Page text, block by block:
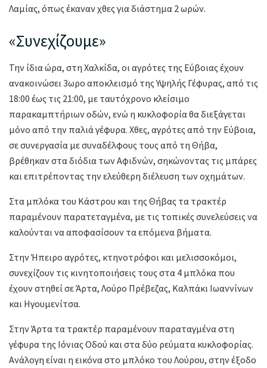
Λαμίας, όπως έκαναν χθες για διάστημα 2 ωρών.
«Συνεχίζουμε»
Την ίδια ώρα, στη Χαλκίδα, οι αγρότες της Εύβοιας έχουν
ανακοινώσει 3ωρο αποκλεισμό της Υψηλής Γέφυρας, από τις
18:00 έως τις 21:00, με ταυτόχρονο κλείσιμο
παρακαμπτήριων οδών, ενώ η κυκλοφορία θα διεξάγεται
μόνο από την παλιά γέφυρα. Χθες, αγρότες από την Εύβοια,
σε συνεργασία με συναδέλφους τους από τη Θήβα,
βρέθηκαν στα διόδια των Αφιδνών, σηκώνοντας τις μπάρες
και επιτρέποντας την ελεύθερη διέλευση των οχημάτων.
Στα μπλόκα του Κάστρου και της Θήβας τα τρακτέρ
παραμένουν παρατεταγμένα, με τις τοπικές συνελεύσεις να
καλούνται να αποφασίσουν τα επόμενα βήματα.
Στην Ήπειρο αγρότες, κτηνοτρόφοι και μελισσοκόμοι,
συνεχίζουν τις κινητοποιήσεις τους στα 4 μπλόκα που
έχουν στηθεί σε Άρτα, Λούρο Πρέβεζας, Καλπάκι Ιωαννίνων
και Ηγουμενίτσα.
Στην Άρτα τα τρακτέρ παραμένουν παραταγμένα στη
γέφυρα της Ιόνιας Οδού και στα δύο ρεύματα κυκλοφορίας.
Ανάλογη είναι η εικόνα στο μπλόκο του Λούρου, στην έξοδο